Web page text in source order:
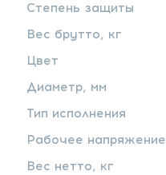
Степень защиты
Вес брутто, кг
Цвет
Диаметр, мм
Тип исполнения
Рабочее напряжение
Вес нетто, кг